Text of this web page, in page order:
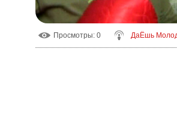
Просмотры: 0 ДаЁшь